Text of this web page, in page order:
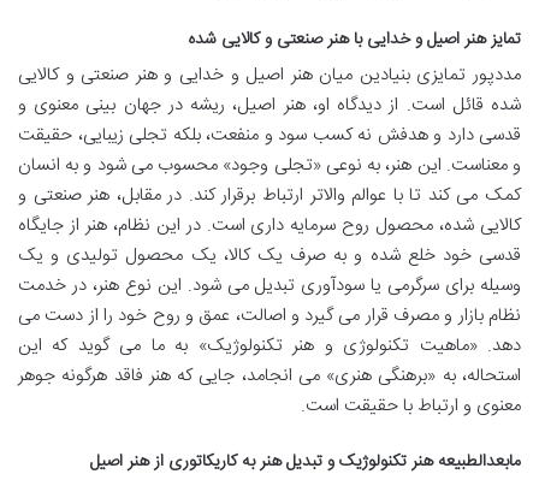
تمایز هنر اصیل و خدایی با هنر صنعتی و کالایی شده
مددپور تمایزی بنیادین میان هنر اصیل و خدایی و هنر صنعتی و کالایی
شده قائل است. از دیدگاه او، هنر اصیل، ریشه در جهان بینی معنوی و
قدسی دارد و هدفش نه کسب سود و منفعت، بلکه تجلی زیبایی، حقیقت
و معناست. این هنر، به نوعی «تجلی وجود» محسوب می شود و به انسان
کمک می کند تا با عوالم والاتر ارتباط برقرار کند. در مقابل، هنر صنعتی و
کالایی شده، محصول روح سرمایه داری است. در این نظام، هنر از جایگاه
قدسی خود خلع شده و به صرف یک کالا، یک محصول تولیدی و یک
وسیله برای سرگرمی یا سودآوری تبدیل می شود. این نوع هنر، در خدمت
نظام بازار و مصرف قرار می گیرد و اصالت، عمق و روح خود را از دست می
دهد. «ماهیت تکنولوژی و هنر تکنولوژیک» به ما می گوید که این
استحاله، به «برهنگی هنری» می انجامد، جایی که هنر فاقد هرگونه جوهر
معنوی و ارتباط با حقیقت است.
مابعدالطبیعه هنر تکنولوژیک و تبدیل هنر به کاریکاتوری از هنر اصیل